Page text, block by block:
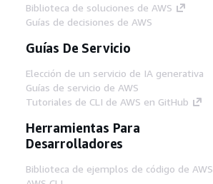
Biblioteca de soluciones de AWS
Guías de decisiones de AWS
Guías De Servicio
Elección de un servicio de IA generativa
Guías de servicio de AWS
Tutoriales de CLI de AWS en GitHub
Herramientas Para
Desarrolladores
Biblioteca de ejemplos de código de AWS